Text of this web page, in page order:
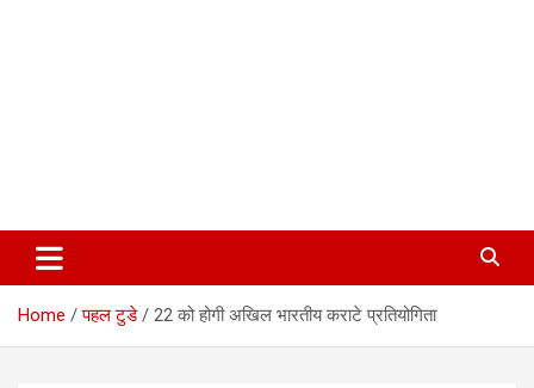
Home पहल टुडे 22 को होगी अखिल भारतीय कराटे प्रतियोगिता